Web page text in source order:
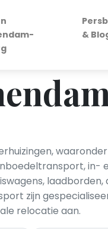
&
in-
laadborden,
zijn
relocatie aan.